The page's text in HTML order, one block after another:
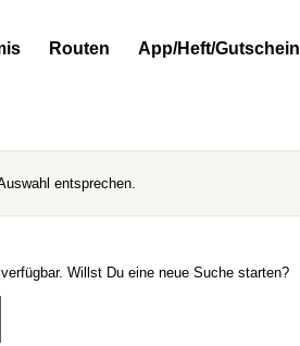
Routen App/Heft/Gutschein
entsprechen.
Willst Du eine neue Suche starten?